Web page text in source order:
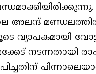
അലന്ദ്
വ്യാപകമായി
നടന്നതായി